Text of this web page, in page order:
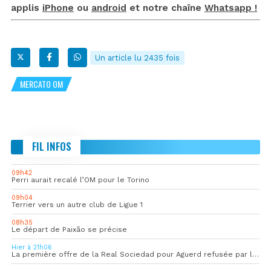
applis iPhone ou android et notre chaîne Whatsapp !
Un article lu 2435 fois
MERCATO OM
FIL INFOS
09h42
Perri aurait recalé l’OM pour le Torino
09h04
Terrier vers un autre club de Ligue 1
08h35
Le départ de Paixão se précise
Hier à 21h06
La première offre de la Real Sociedad pour Aguerd refusée par l’OM